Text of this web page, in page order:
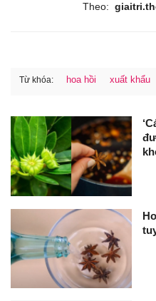
Theo:
Từ khóa: hoa hồi xuất khẩu